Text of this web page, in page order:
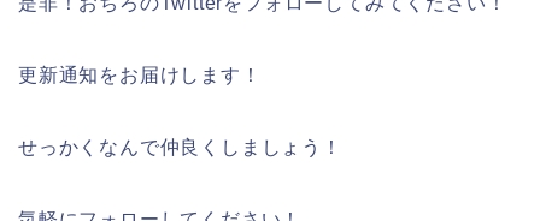
更新通知をお届けします！
せっかくなんで仲良くしましょう！